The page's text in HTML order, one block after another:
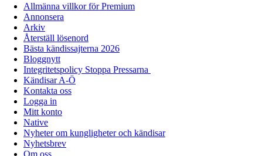
Allmänna villkor för Premium
Annonsera
Arkiv
Återställ lösenord
Bästa kändissajterna 2026
Bloggnytt
Integritetspolicy Stoppa Pressarna
Kändisar A-Ö
Kontakta oss
Logga in
Mitt konto
Native
Nyheter om kungligheter och kändisar
Nyhetsbrev
Om oss